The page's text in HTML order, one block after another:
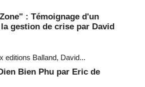
: Témoignage d'un
gestion de crise par David
editions Balland, David...
Bien Phu par Eric de